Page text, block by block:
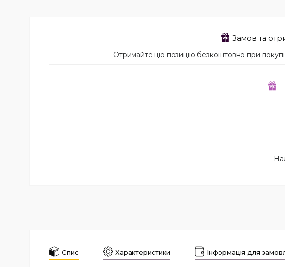
Замов та
Отримайте цю позицію безкоштовно при
Опис Характеристики Інформація для